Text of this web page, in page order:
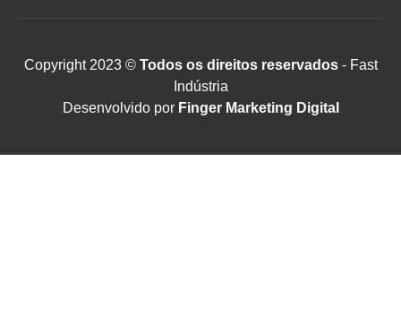
Copyright 2023 ©Todos os direitos reservados- Fast
Indústria
Desenvolvido por Finger Marketing Digital